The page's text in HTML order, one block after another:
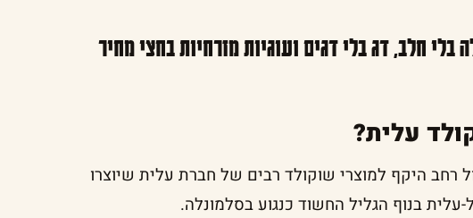
חלב, דג בלי דגים ועוגיות מזרחיות בחצי מחיר
עלית?
רחב היקף למוצרי שוקולד רבים של חברת עלית שיוצרו
בנוף הגליל החשוד כנגוע בסלמונלה.